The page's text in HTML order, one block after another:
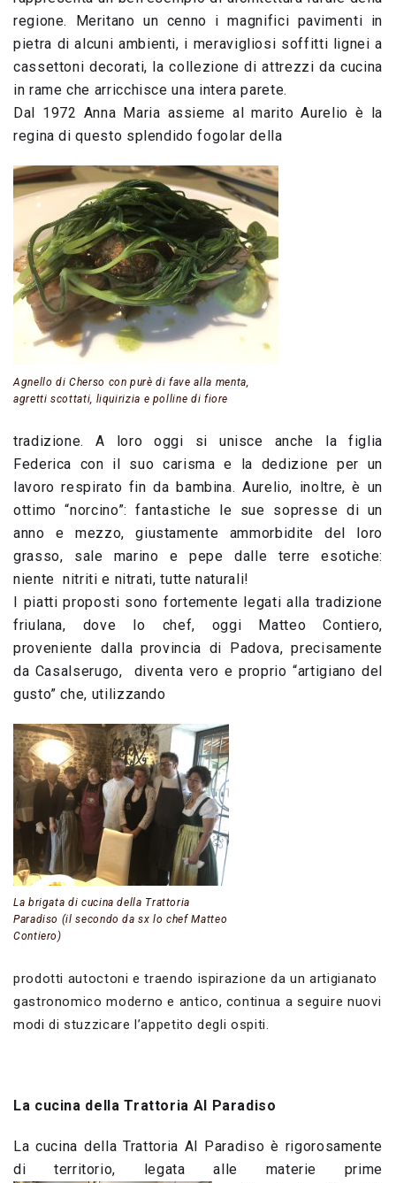
regione. Meritano un cenno i magnifici pavimenti in
pietra di alcuni ambienti, i meravigliosi soffitti lignei a
cassettoni decorati, la collezione di attrezzi da cucina
in rame che arricchisce una intera parete.
Dal 1972 Anna Maria assieme al marito Aurelio è la
regina di questo splendido fogolar della
Agnello di Cherso con purè di fave alla menta,
agretti scottati, liquirizia e polline di fiore
tradizione. A loro oggi si unisce anche la figlia
Federica con il suo carisma e la dedizione per un
lavoro respirato fin da bambina. Aurelio, inoltre, è un
ottimo “norcino”: fantastiche le sue sopresse di un
anno e mezzo, giustamente ammorbidite del loro
grasso, sale marino e pepe dalle terre esotiche:
niente nitriti e nitrati, tutte naturali!
I piatti proposti sono fortemente legati alla tradizione
friulana, dove lo chef, oggi Matteo Contiero,
proveniente dalla provincia di Padova, precisamente
da Casalserugo, diventa vero e proprio “artigiano del
gusto” che, utilizzando
La brigata di cucina della Trattoria
Paradiso (il secondo da sx lo chef Matteo
Contiero)
prodotti autoctoni e traendo ispirazione da un artigianato
gastronomico moderno e antico, continua a seguire nuovi
modi di stuzzicare l’appetito degli ospiti.
La cucina della Trattoria Al Paradiso
La cucina della Trattoria Al Paradiso è rigorosamente
di territorio, legata alle materie prime